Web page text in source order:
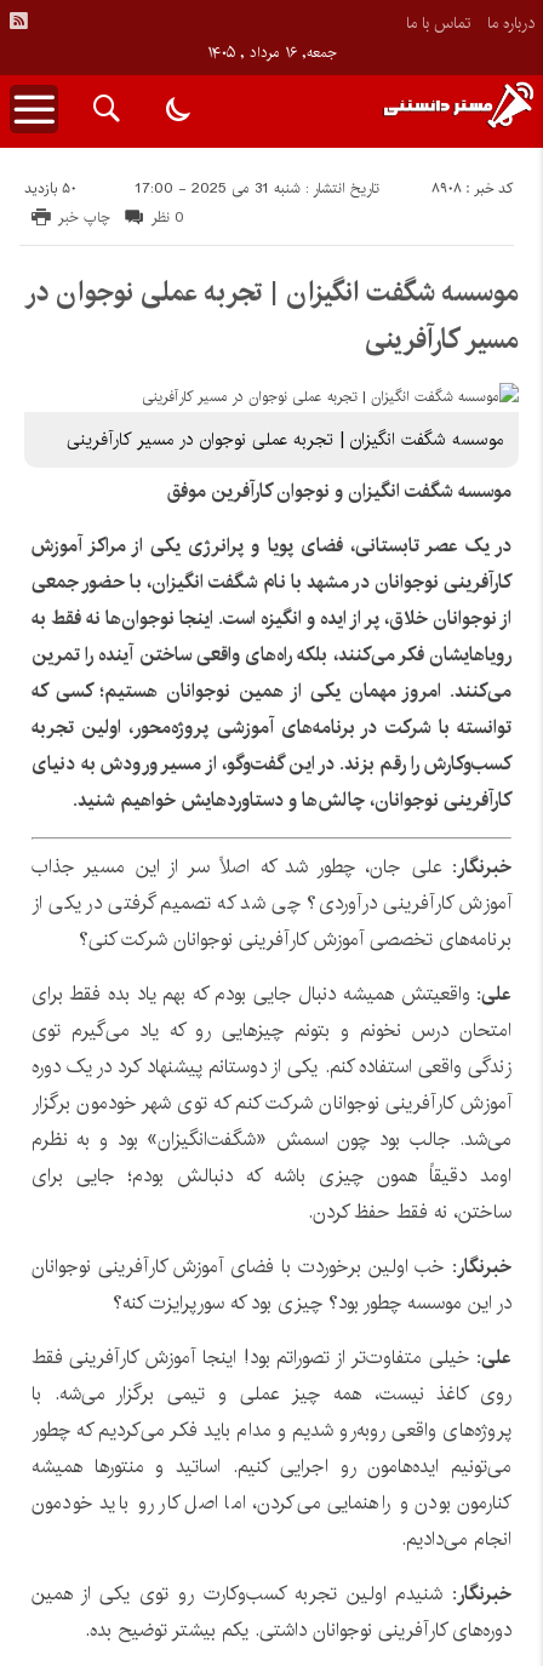
درباره ما تماس با ما
جمعه, ۱۶ مرداد , ۱۴۰۵
تاریخ انتشار : شنبه 31 می 2025 - 17:00 50 بازدید کد خبر : 8908
چاپ خبر 0 نظر
موسسه شگفت انگیزان | تجربه عملی نوجوان در
مسیر کارآفرینی
موسسه شگفت انگیزان | تجربه عملی نوجوان در مسیر کارآفرینی
موسسه شگفت انگیزان و نوجوان کارآفرین موفق
در یک عصر تابستانی، فضای پویا و پرانرژی یکی از مراکز آموزش
کارآفرینی نوجوانان در مشهد با نام شگفت انگیزان، با حضور جمعی
از نوجوانان خلاق، پر از ایده و انگیزه است. اینجا نوجوان‌ها نه فقط به
رویاهایشان فکر می‌کنند، بلکه راه‌های واقعی ساختن آینده را تمرین
می‌کنند. امروز مهمان یکی از همین نوجوانان هستیم؛ کسی که
توانسته با شرکت در برنامه‌های آموزشی پروژه‌محور، اولین تجربه
کسب‌وکارش را رقم بزند. در این گفت‌وگو، از مسیر ورودش به دنیای
کارآفرینی نوجوانان، چالش‌ها و دستاوردهایش خواهیم شنید.
خبرنگار: علی جان، چطور شد که اصلاً سر از این مسیر جذاب
آموزش کارآفرینی درآوردی؟ چی شد که تصمیم گرفتی در یکی از
برنامه‌های تخصصی آموزش کارآفرینی نوجوانان شرکت کنی؟
علی: واقعیتش همیشه دنبال جایی بودم که بهم یاد بده فقط برای
امتحان درس نخونم و بتونم چیزهایی رو که یاد می‌گیرم توی
زندگی واقعی استفاده کنم. یکی از دوستانم پیشنهاد کرد در یک دوره
آموزش کارآفرینی نوجوانان شرکت کنم که توی شهر خودمون برگزار
می‌شد. جالب بود چون اسمش «شگفت‌انگیزان» بود و به نظرم
اومد دقیقاً همون چیزی باشه که دنبالش بودم؛ جایی برای
ساختن، نه فقط حفظ کردن.
خبرنگار: خب اولین برخوردت با فضای آموزش کارآفرینی نوجوانان
در این موسسه چطور بود؟ چیزی بود که سورپرایزت کنه؟
علی: خیلی متفاوت‌تر از تصوراتم بود! اینجا آموزش کارآفرینی فقط
روی کاغذ نیست، همه چیز عملی و تیمی برگزار می‌شه. با
پروژه‌های واقعی روبه‌رو شدیم و مدام باید فکر می‌کردیم که چطور
می‌تونیم ایده‌هامون رو اجرایی کنیم. اساتید و منتورها همیشه
کنارمون بودن و راهنمایی می‌کردن، اما اصل کار رو باید خودمون
انجام می‌دادیم.
خبرنگار: شنیدم اولین تجربه کسب‌وکارت رو توی یکی از همین
دوره‌های کارآفرینی نوجوانان داشتی. یکم بیشتر توضیح بده.